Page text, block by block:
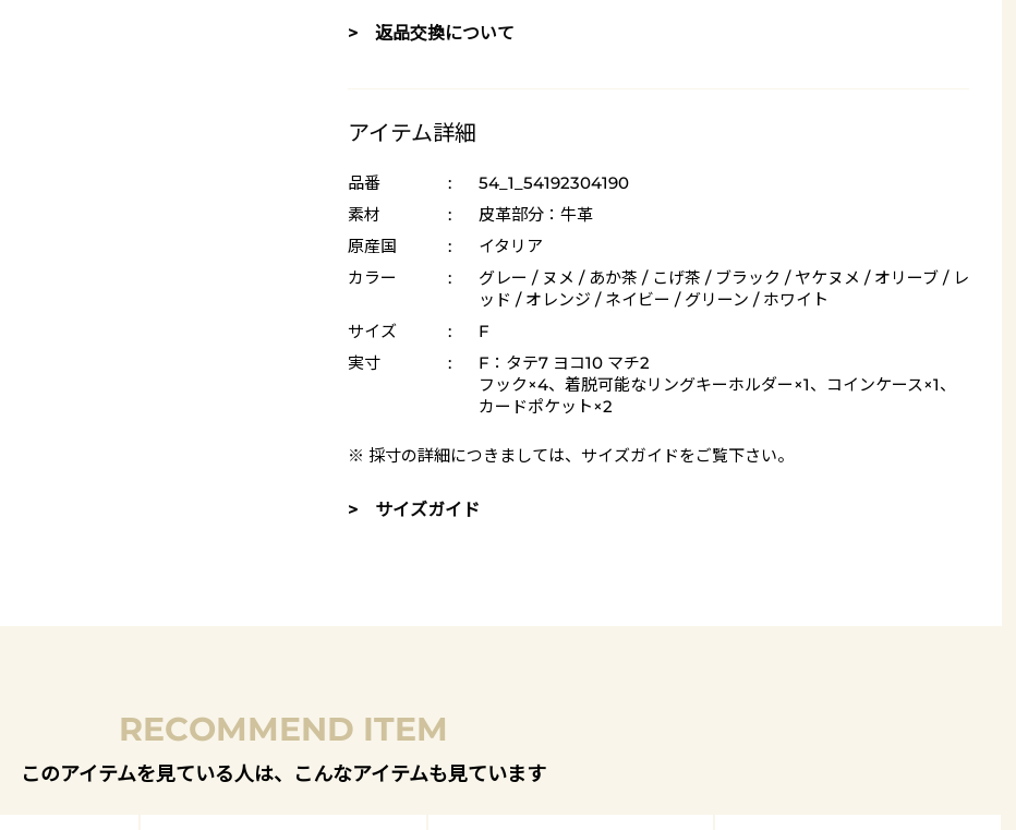
> 返品交換について
アイテム詳細
品番 :
54_1_54192304190
素材
:
皮革部分：牛革
原産国
:
イタリア
カラー
:
グレー / ヌメ / あか茶 / こげ茶 / ブラック / ヤケヌメ / オリーブ / レ
ッド / オレンジ / ネイビー / グリーン / ホワイト
サイズ
:
F
実寸
:
F：タテ7 ヨコ10 マチ2
フック×4、着脱可能なリングキーホルダー×1、コインケース×1、
カードポケット×2
※ 採寸の詳細につきましては、 サイズガイドをご覧下さい。
> サイズガイド
RECOMMEND ITEM
このアイテムを見ている人は、こんなアイテムも見ています